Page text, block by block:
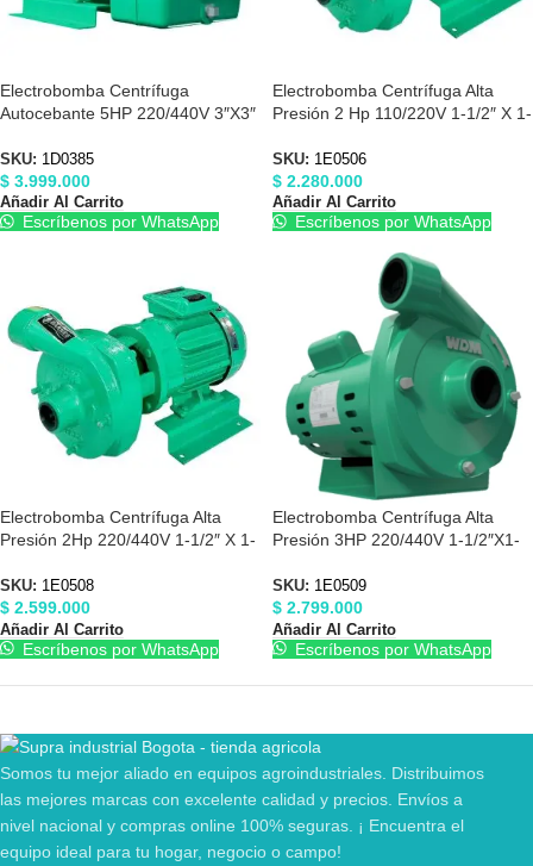
Electrobomba Centrífuga
Autocebante 5HP 220/440V 3″X3″
SKU: 1D0385
$ 3.999.000
Añadir Al Carrito
Escríbenos por WhatsApp
Electrobomba Centrífuga Alta
Presión 2 Hp 110/220V 1-1/2″ X 1-
SKU: 1E0506
$ 2.280.000
Añadir Al Carrito
Escríbenos por WhatsApp
Electrobomba Centrífuga Alta
Presión 2Hp 220/440V 1-1/2″ X 1-
SKU: 1E0508
$ 2.599.000
Añadir Al Carrito
Escríbenos por WhatsApp
Electrobomba Centrífuga Alta
Presión 3HP 220/440V 1-1/2″X1-
SKU: 1E0509
$ 2.799.000
Añadir Al Carrito
Escríbenos por WhatsApp
Somos tu mejor aliado en equipos agroindustriales. Distribuimos
las mejores marcas con excelente calidad y precios. Envíos a
nivel nacional y compras online 100% seguras. ¡ Encuentra el
equipo ideal para tu hogar, negocio o campo!